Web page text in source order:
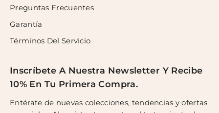
Preguntas Frecuentes
Garantía
Términos Del Servicio
Inscríbete A Nuestra Newsletter Y Recibe
10% En Tu Primera Compra.
Entérate de nuevas colecciones, tendencias y ofertas